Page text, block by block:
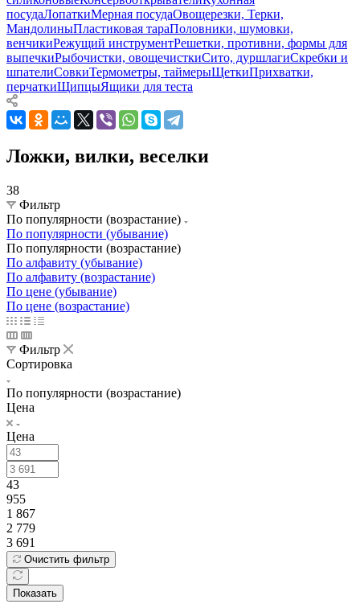
посудаЛопаткиМерная посудаОвощерезки, Терки,
МандолиныПластиковая тараПоловники, шумовки,
венчикиРежущий инструментРешетки, противни, формы для
выпечкиРыбочистки, овощечисткиСито, дуршлагиСкребки и
шпателиСовкиТермометры, таймерыЩеткиПрихватки,
перчаткиЩипцыЯщики для теста
Ложки, вилки, веселки
38
Фильтр
По популярности (возрастание)
По популярности (убывание)
По популярности (возрастание)
По алфавиту (убывание)
По алфавиту (возрастание)
По цене (убывание)
По цене (возрастание)
Фильтр
Сортировка
По популярности (возрастание)
Цена
Цена
43
955
1 867
2 779
3 691
Очистить фильтр
Показать